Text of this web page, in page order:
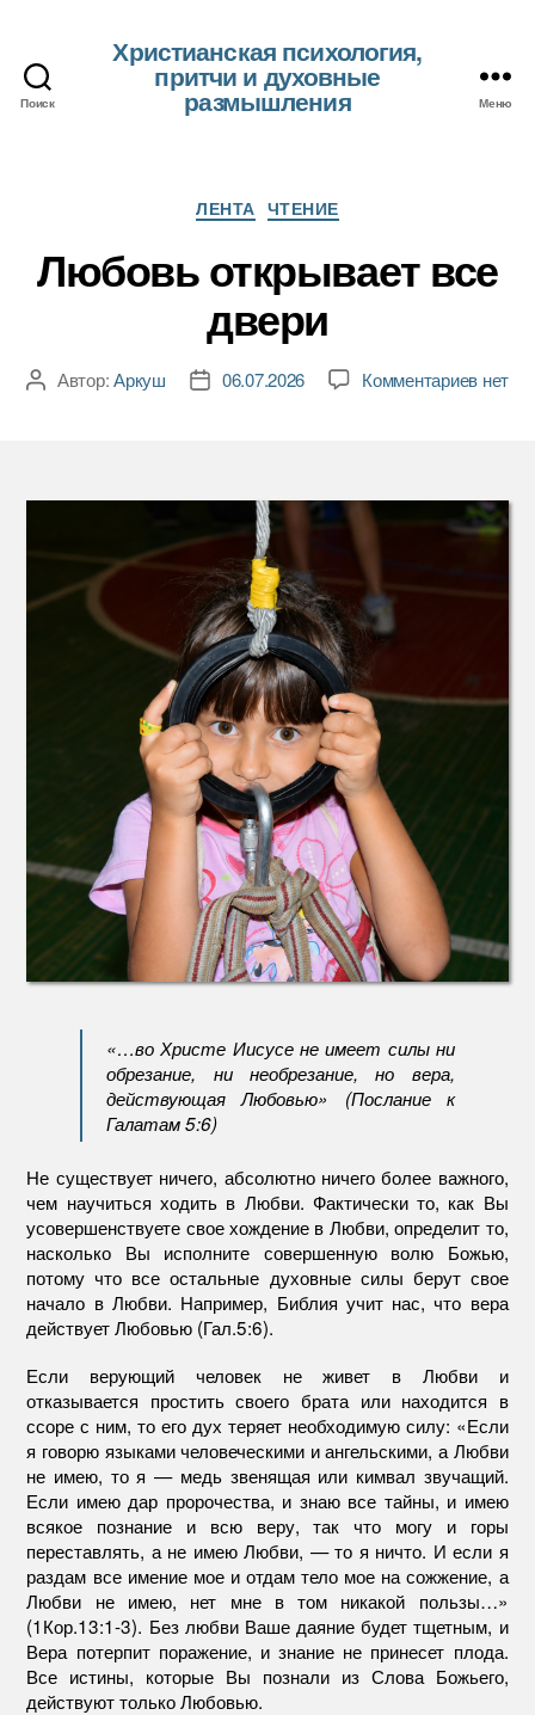
Поиск
Христианская психология,
притчи и духовные
размышления Меню
Рубрики
ЛЕНТА ЧТЕНИЕ
Любовь открывает все
двери
АвторАвтор:Аркуш
Дата06.07.2026 Комментариевк
двери
нет
«…во Христе Иисусе не имеет силы ни
обрезание, ни необрезание, но вера,
действующая Любовью» (Послание к
Галатам 5:6)
Не существует ничего, абсолютно ничего более важного,
чем научиться ходить в Любви. Фактически то, как Вы
усовершенствуете свое хождение в Любви, определит то,
насколько Вы исполните совершенную волю Божью,
потому что все остальные духовные силы берут свое
начало в Любви. Например, Библия учит нас, что вера
действует Любовью (Гал.5:6).
Если верующий человек не живет в Любви и
отказывается простить своего брата или находится в
ссоре с ним, то его дух теряет необходимую силу: «Если
я говорю языками человеческими и ангельскими, а Любви
не имею, то я — медь звенящая или кимвал звучащий.
Если имею дар пророчества, и знаю все тайны, и имею
всякое познание и всю веру, так что могу и горы
переставлять, а не имею Любви, — то я ничто. И если я
раздам все имение мое и отдам тело мое на сожжение, а
Любви не имею, нет мне в том никакой пользы…»
(1Кор.13:1-3). Без любви Ваше даяние будет тщетным, и
Вера потерпит поражение, и знание не принесет плода.
Все истины, которые Вы познали из Слова Божьего,
действуют только Любовью.